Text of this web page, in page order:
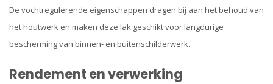
De vochtregulerende eigenschappen dragen bij aan het behoud van
het houtwerk en maken deze lak geschikt voor langdurige
bescherming van binnen- en buitenschilderwerk.
Rendement en verwerking